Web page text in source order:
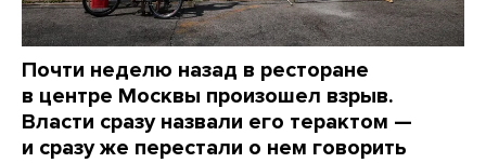
Почти неделю назад в ресторане
в центре Москвы произошел взрыв.
Власти сразу назвали его терактом —
и сразу же перестали о нем говорить